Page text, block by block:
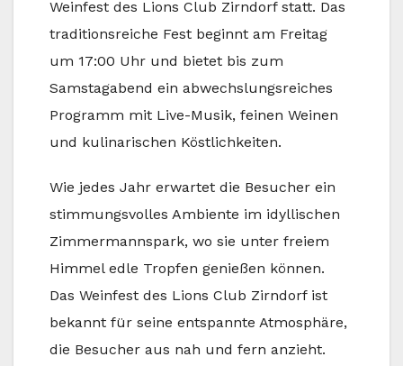
Weinfest des Lions Club Zirndorf statt. Das
traditionsreiche Fest beginnt am Freitag
um 17:00 Uhr und bietet bis zum
Samstagabend ein abwechslungsreiches
Programm mit Live-Musik, feinen Weinen
und kulinarischen Köstlichkeiten.
Wie jedes Jahr erwartet die Besucher ein
stimmungsvolles Ambiente im idyllischen
Zimmermannspark, wo sie unter freiem
Himmel edle Tropfen genießen können.
Das Weinfest des Lions Club Zirndorf ist
bekannt für seine entspannte Atmosphäre,
die Besucher aus nah und fern anzieht.